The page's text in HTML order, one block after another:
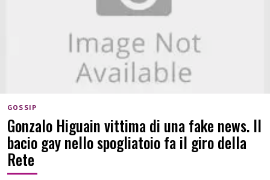
GOSSIP
Gonzalo Higuain vittima di una fake news. Il
bacio gay nello spogliatoio fa il giro della
Rete